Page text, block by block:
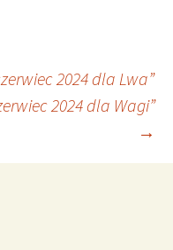
2024 dla Lwa”
2024 dla Wagi”
→